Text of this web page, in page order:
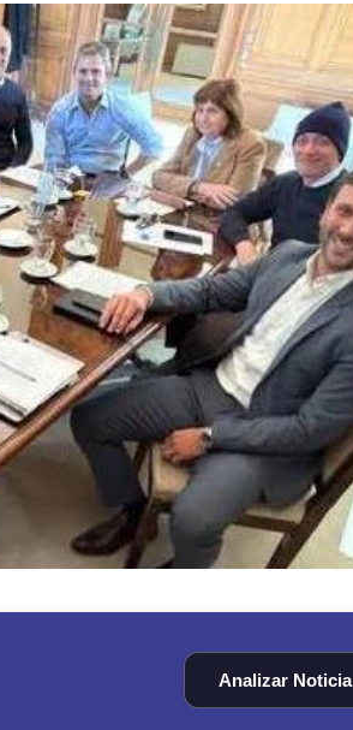
Analizar Noticia